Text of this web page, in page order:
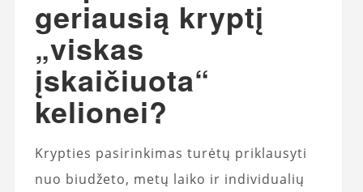
geriausią kryptį
„viskas
įskaičiuota“
kelionei?
Krypties pasirinkimas turėtų priklausyti
nuo biudžeto, metų laiko ir individualių